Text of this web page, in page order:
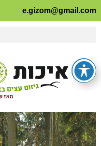
e.gizom@gmail.com